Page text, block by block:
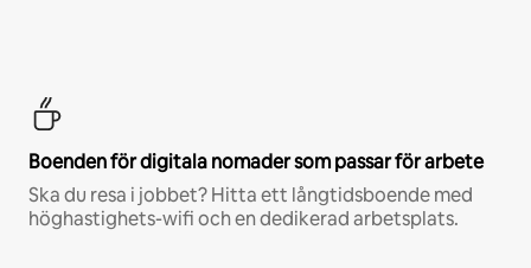
Boenden för digitala nomader som passar för arbete
Ska du resa i jobbet? Hitta ett långtidsboende med
höghastighets-wifi och en dedikerad arbetsplats.